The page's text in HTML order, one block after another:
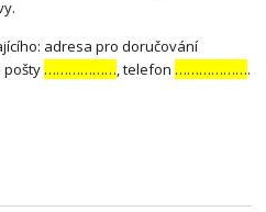
adresa pro doručování
pošty ………………, telefon ……………….